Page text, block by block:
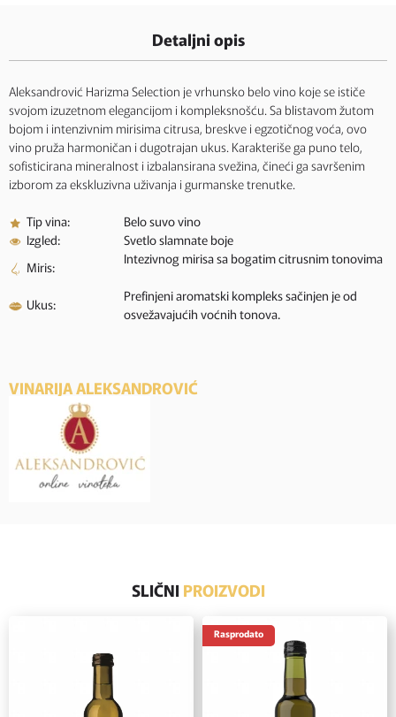
Detaljni opis
Aleksandrović Harizma Selection je vrhunsko belo vino koje se ističe
svojom izuzetnom elegancijom i kompleksnošću. Sa blistavom žutom
bojom i intenzivnim mirisima citrusa, breskve i egzotičnog voća, ovo
vino pruža harmoničan i dugotrajan ukus. Karakteriše ga puno telo,
sofisticirana mineralnost i izbalansirana svežina, čineći ga savršenim
izborom za ekskluzivna uživanja i gurmanske trenutke.
Tip vina:
Belo suvo vino
Izgled:
Svetlo slamnate boje
Miris:
Intezivnog mirisa sa bogatim citrusnim tonovima
Ukus:
Prefinjeni aromatski kompleks sačinjen je od
osvežavajućih voćnih tonova.
VINARIJA ALEKSANDROVIĆ
SLIČNI PROIZVODI
Rasprodato